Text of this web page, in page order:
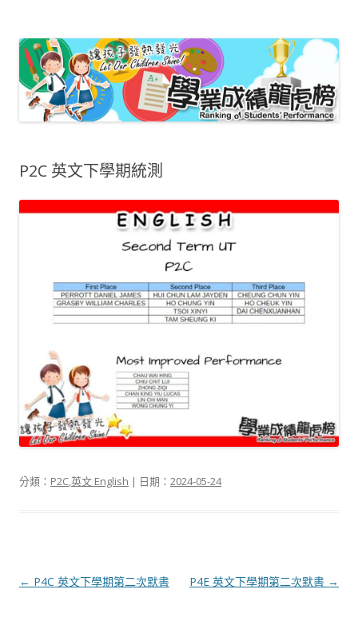
龍虎榜
P2C 英文下學期統測
分類： P2C,英文 English | 日期： 2024-05-24
文
← P4C 英文下學期第二次默書 P4E 英文下學期第二次默書 →